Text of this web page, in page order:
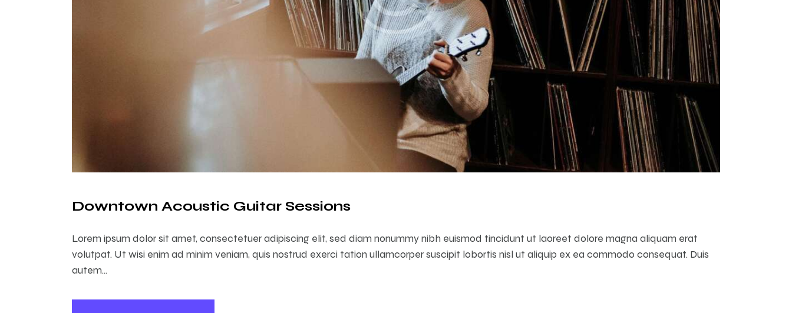
Downtown Acoustic Guitar Sessions
Lorem ipsum dolor sit amet, consectetuer adipiscing elit, sed diam nonummy nibh euismod tincidunt ut laoreet dolore magna aliquam erat
volutpat. Ut wisi enim ad minim veniam, quis nostrud exerci tation ullamcorper suscipit lobortis nisl ut aliquip ex ea commodo consequat. Duis
autem…